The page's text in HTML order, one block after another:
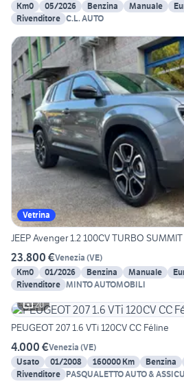
Km0
05/2026 Benzina Manuale
Rivenditore C.L. AUTO
Vetrina
JEEP Avenger 1.2 100CV TURBO
23.800 €Venezia (VE)
Km0
01/2026 Benzina Manuale
Rivenditore MINTO AUTOMOBILI
20
PEUGEOT 207 1.6 VTi 120CV CC Féline
4.000 €Venezia (VE)
Usato
01/2008 160000 Km Benzina
Rivenditore